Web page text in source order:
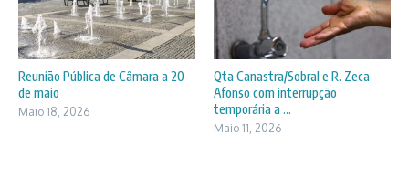
Reunião Pública de Câmara a 20
de maio
Maio 18, 2026
Qta Canastra/Sobral e R. Zeca
Afonso com interrupção
temporária a ...
Maio 11, 2026